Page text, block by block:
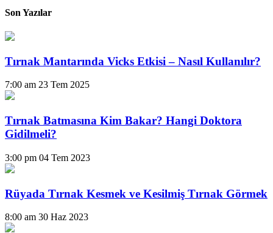
Son Yazılar
Tırnak Mantarında Vicks Etkisi – Nasıl Kullanılır?
7:00 am 23 Tem 2025
Tırnak Batmasına Kim Bakar? Hangi Doktora
Gidilmeli?
3:00 pm 04 Tem 2023
Rüyada Tırnak Kesmek ve Kesilmiş Tırnak Görmek
8:00 am 30 Haz 2023